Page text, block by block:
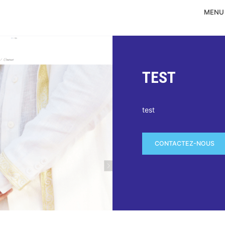
MENU
TEST
test
CONTACTEZ-NOUS